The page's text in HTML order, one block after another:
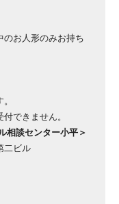
お人形のみお持ち
できません。
相談センター小平＞
二ビル